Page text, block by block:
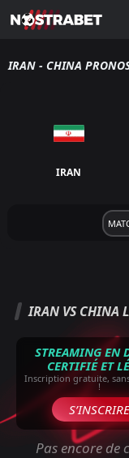
IRAN - CHINA
IRAN
IRAN VS CHINA
STREAMING EN
CERTIFIÉ ET
Inscription gratuite,
!
S’INSCRIRE
Pas encore de